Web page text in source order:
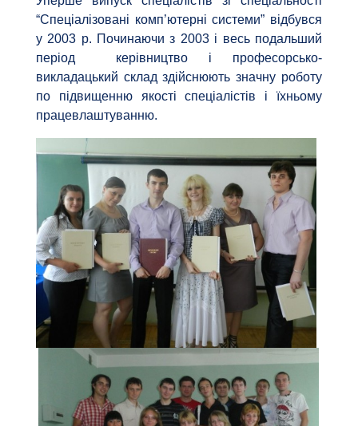
“Спеціалізовані комп’ютерні системи” відбувся
у 2003 р. Починаючи з 2003 і весь подальший
період керівництво і професорсько-
викладацький склад здійснюють значну роботу
по підвищенню якості спеціалістів і їхньому
працевлаштуванню.